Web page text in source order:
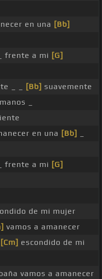
en una [Bb]
frente a mi [G]
_ _ [Bb] suavemente
_
en una [Bb]
frente a mi [G]
de mi mujer
vamos a amanecer
[Cm] escondido de mi
vamos a amanecer